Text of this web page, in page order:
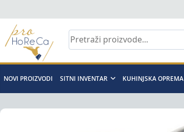
to
content
Pro
Horeca
d.o.o
NOVI PROIZVODI SITNI INVENTAR KUHINJSKA OPREMA